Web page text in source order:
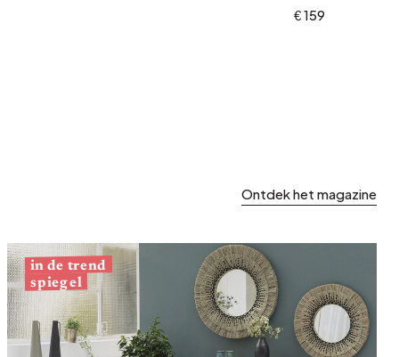
€ 159
Ontdek het magazine
in de trend
spiegel